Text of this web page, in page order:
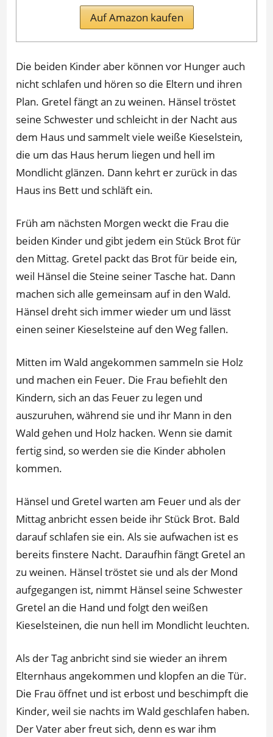
Auf Amazon kaufen
Die beiden Kinder aber können vor Hunger auch
nicht schlafen und hören so die Eltern und ihren
Plan. Gretel fängt an zu weinen. Hänsel tröstet
seine Schwester und schleicht in der Nacht aus
dem Haus und sammelt viele weiße Kieselstein,
die um das Haus herum liegen und hell im
Mondlicht glänzen. Dann kehrt er zurück in das
Haus ins Bett und schläft ein.
Früh am nächsten Morgen weckt die Frau die
beiden Kinder und gibt jedem ein Stück Brot für
den Mittag. Gretel packt das Brot für beide ein,
weil Hänsel die Steine seiner Tasche hat. Dann
machen sich alle gemeinsam auf in den Wald.
Hänsel dreht sich immer wieder um und lässt
einen seiner Kieselsteine auf den Weg fallen.
Mitten im Wald angekommen sammeln sie Holz
und machen ein Feuer. Die Frau befiehlt den
Kindern, sich an das Feuer zu legen und
auszuruhen, während sie und ihr Mann in den
Wald gehen und Holz hacken. Wenn sie damit
fertig sind, so werden sie die Kinder abholen
kommen.
Hänsel und Gretel warten am Feuer und als der
Mittag anbricht essen beide ihr Stück Brot. Bald
darauf schlafen sie ein. Als sie aufwachen ist es
bereits finstere Nacht. Daraufhin fängt Gretel an
zu weinen. Hänsel tröstet sie und als der Mond
aufgegangen ist, nimmt Hänsel seine Schwester
Gretel an die Hand und folgt den weißen
Kieselsteinen, die nun hell im Mondlicht leuchten.
Als der Tag anbricht sind sie wieder an ihrem
Elternhaus angekommen und klopfen an die Tür.
Die Frau öffnet und ist erbost und beschimpft die
Kinder, weil sie nachts im Wald geschlafen haben.
Der Vater aber freut sich, denn es war ihm